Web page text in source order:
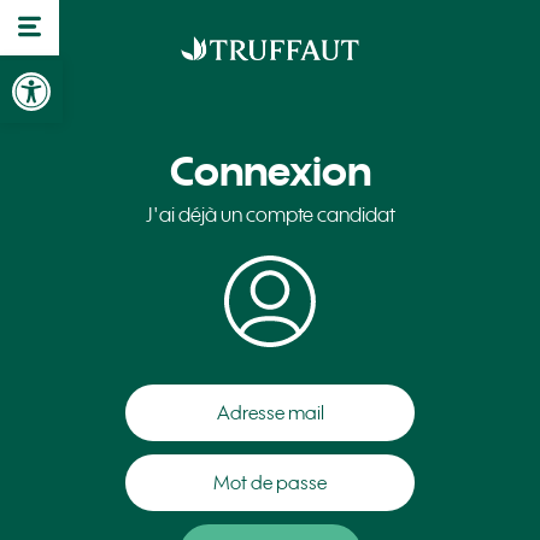
Ouvrir la barre d’outils
Connexion
J'ai déjà un compte candidat